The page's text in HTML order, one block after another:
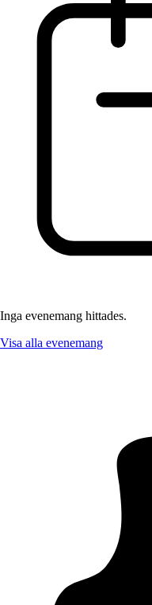
Inga evenemang hittades.
Visa alla evenemang